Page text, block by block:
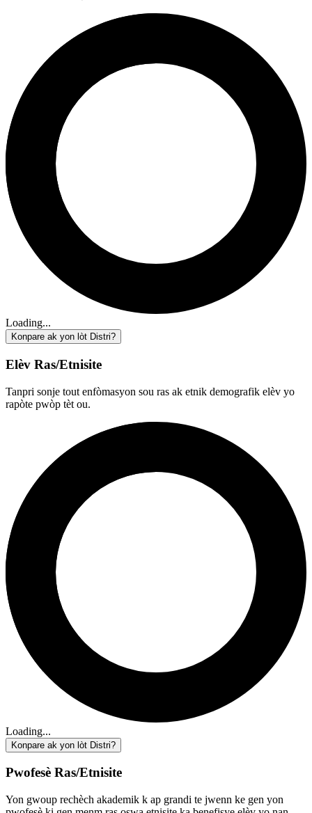
Loading...
Konpare ak yon lòt Distri?
Elèv Ras/Etnisite
Tanpri sonje tout enfòmasyon sou ras ak etnik demografik elèv yo
rapòte pwòp tèt ou.
Loading...
Konpare ak yon lòt Distri?
Pwofesè Ras/Etnisite
Yon gwoup rechèch akademik k ap grandi te jwenn ke gen yon